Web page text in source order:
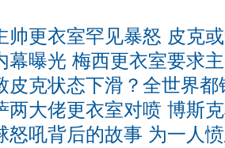
帅更衣室罕见暴怒 皮克
幕曝光 梅西更衣室要求
皮克状态下滑？全世界都
两大佬更衣室对喷 博斯
怒吼背后的故事 为一人